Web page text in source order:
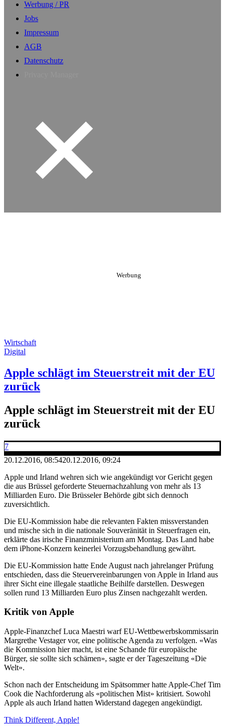
Werbung / PR
Jobs
Impressum
AGB
Datenschutz
Wirtschaft
Digital
Apple schlägt im Steuerstreit mit der EU
zurück
Apple schlägt im Steuerstreit mit der EU
zurück
7
20.12.2016, 08:5420.12.2016, 09:24
Apple und Irland wehren sich wie angekündigt vor Gericht gegen
die aus Brüssel geforderte Steuernachzahlung von mehr als 13
Milliarden Euro. Die Brüsseler Behörde gibt sich dennoch
zuversichtlich.
Die EU-Kommission habe die relevanten Fakten missverstanden
und mische sich in die nationale Souveränität in Steuerfragen ein,
erklärte das irische Finanzministerium am Montag. Das Land habe
dem iPhone-Konzern keinerlei Vorzugsbehandlung gewährt.
Die EU-Kommission hatte Ende August nach jahrelanger Prüfung
entschieden, dass die Steuervereinbarungen von Apple in Irland aus
ihrer Sicht eine illegale staatliche Beihilfe darstellen. Deswegen
sollen rund 13 Milliarden Euro plus Zinsen nachgezahlt werden.
Kritik von Apple
Apple-Finanzchef Luca Maestri warf EU-Wettbewerbskommissarin
Margrethe Vestager vor, eine politische Agenda zu verfolgen. «Was
die Kommission hier macht, ist eine Schande für europäische
Bürger, sie sollte sich schämen», sagte er der Tageszeitung «Die
Welt».
Schon nach der Entscheidung im Spätsommer hatte Apple-Chef Tim
Cook die Nachforderung als «politischen Mist» kritisiert. Sowohl
Apple als auch Irland hatten Widerstand dagegen angekündigt.
Think Different, Apple!